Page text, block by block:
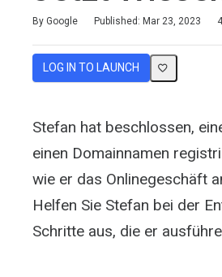
By Google Published: Mar 23, 2023
LOG IN TO LAUNCH
Stefan hat beschlossen,
einen Domainnamen
wie er das Onlinegeschäft
Helfen Sie Stefan bei der
Schritte aus, die er